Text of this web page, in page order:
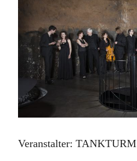
Veranstalter: TANKTURM